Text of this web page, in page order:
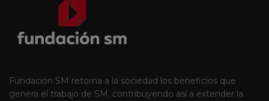
Fundación SM retorna a la sociedad los beneficios que
genera el trabajo de SM, contribuyendo así a extender la